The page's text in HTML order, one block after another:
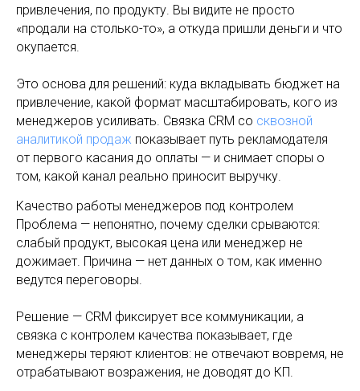
привлечения, по продукту. Вы видите не просто
«продали на столько-то», а откуда пришли деньги и что
окупается.
Это основа для решений: куда вкладывать бюджет на
привлечение, какой формат масштабировать, кого из
менеджеров усиливать. Связка CRM со сквозной
аналитикой продаж показывает путь рекламодателя
от первого касания до оплаты — и снимает споры о
том, какой канал реально приносит выручку.
Качество работы менеджеров под контролем
Проблема — непонятно, почему сделки срываются:
слабый продукт, высокая цена или менеджер не
дожимает. Причина — нет данных о том, как именно
ведутся переговоры.
Решение — CRM фиксирует все коммуникации, а
связка с контролем качества показывает, где
менеджеры теряют клиентов: не отвечают вовремя, не
отрабатывают возражения, не доводят до КП.